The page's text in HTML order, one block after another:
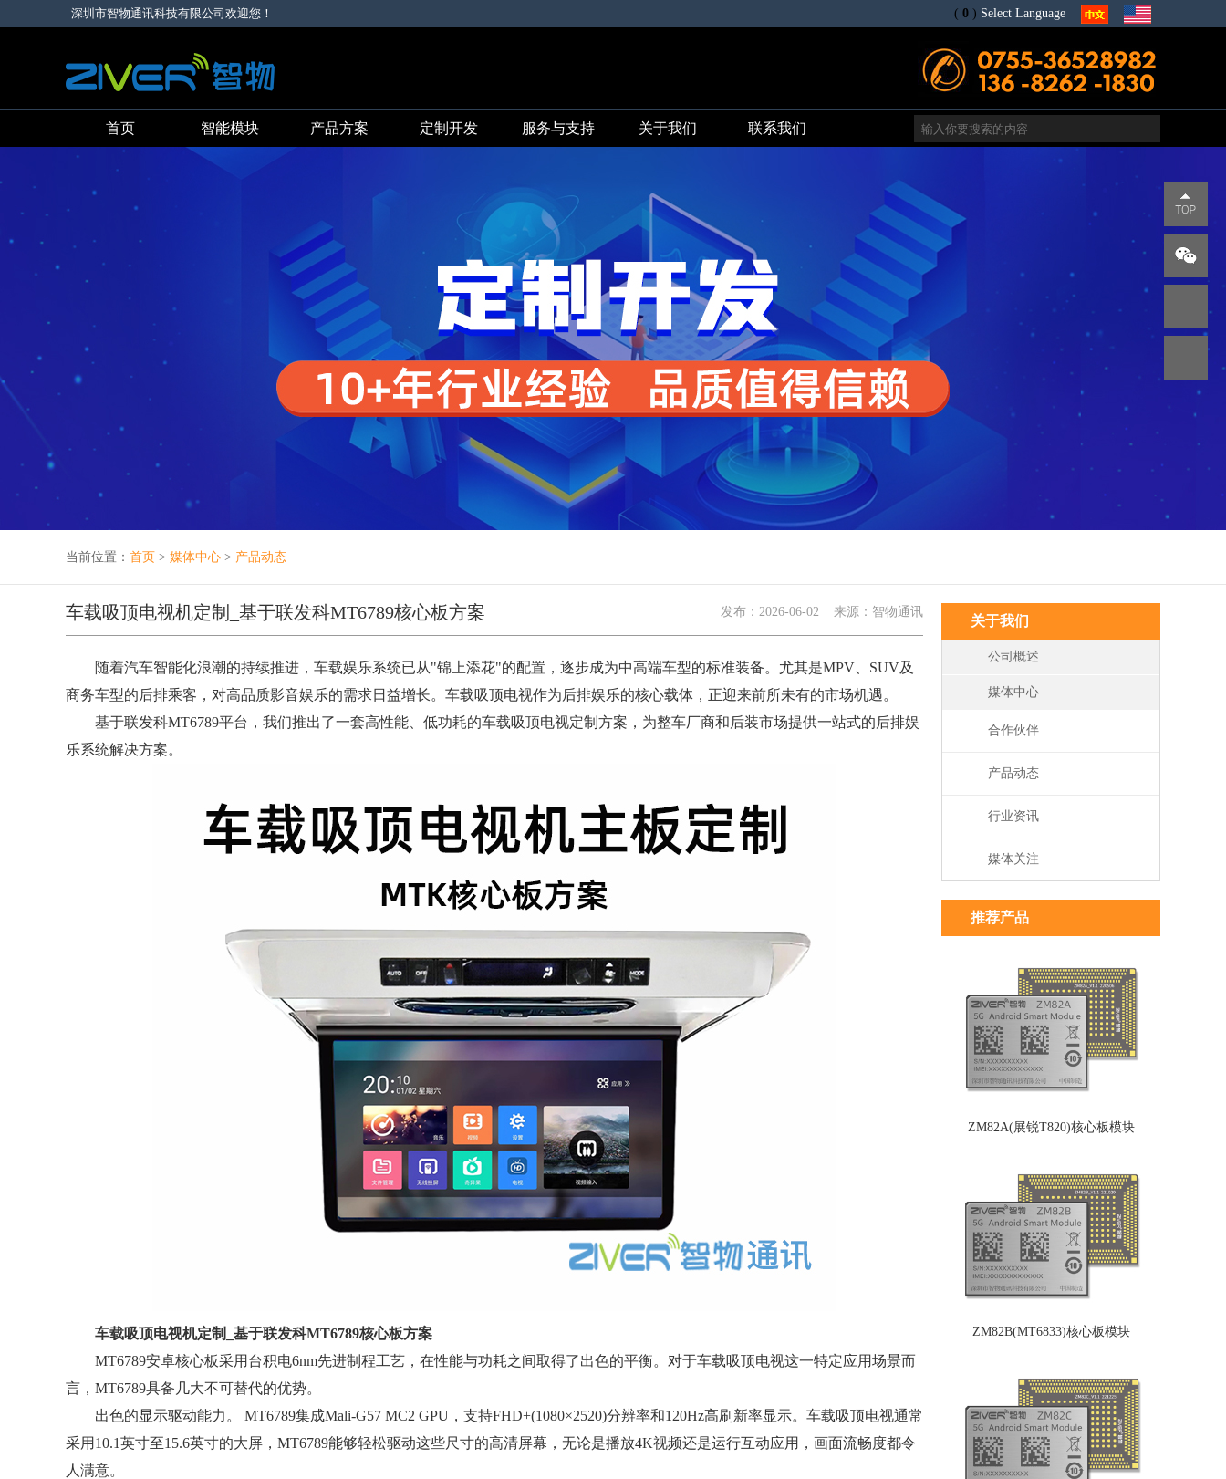
深圳市智物通讯科技有限公司欢迎您！ ( 0 ) Select Language
首页 智能模块 产品方案 定制开发 服务与支持 关于我们 联系我们
当前位置： 首页 > 媒体中心 > 产品动态
车载吸顶电视机定制_基于联发科MT6789核心板方案 发布： 2026-06-02 来源：智物通讯
随着汽车智能化浪潮的持续推进，车载娱乐系统已从"锦上添花"的配置，逐步成为中高端车型的标准装备。尤其是MPV、SUV及
商务车型的后排乘客，对高品质影音娱乐的需求日益增长。车载吸顶电视作为后排娱乐的核心载体，正迎来前所未有的市场机遇。
基于联发科MT6789平台，我们推出了一套高性能、低功耗的车载吸顶电视定制方案，为整车厂商和后装市场提供一站式的后排娱
乐系统解决方案。
车载吸顶电视机定制_基于联发科MT6789核心板方案
MT6789安卓核心板采用台积电6nm先进制程工艺，在性能与功耗之间取得了出色的平衡。对于车载吸顶电视这一特定应用场景而
言，MT6789具备几大不可替代的优势。
出色的显示驱动能力。 MT6789集成Mali-G57 MC2 GPU，支持FHD+(1080×2520)分辨率和120Hz高刷新率显示。车载吸顶电视通常
采用10.1英寸至15.6英寸的大屏，MT6789能够轻松驱动这些尺寸的高清屏幕，无论是播放4K视频还是运行互动应用，画面流畅度都令
人满意。
关于我们
公司概述
媒体中心
合作伙伴
产品动态
行业资讯
媒体关注
推荐产品
ZM82A(展锐T820)核心板模块
ZM82B(MT6833)核心板模块